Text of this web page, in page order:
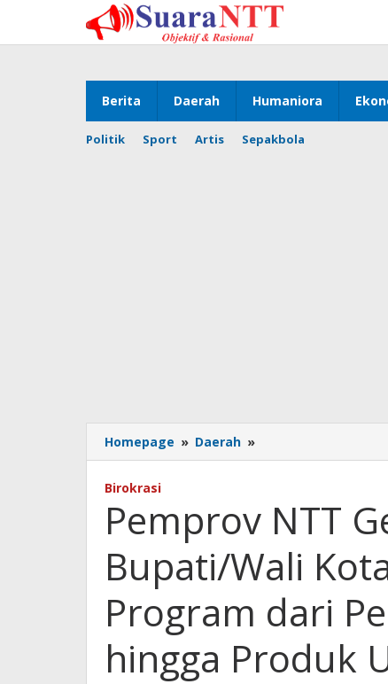
konten
Berita Daerah Humaniora
Politik Sport Artis Sepakbola
Homepage » Daerah »
NTT
Bersama
Bupati/Wali
Kota,
Bahas
Program
dari
Pemerataan
Ekonomi
Birokrasi
Pemprov NTT
Bupati/Wali
Program dari
hingga Produk